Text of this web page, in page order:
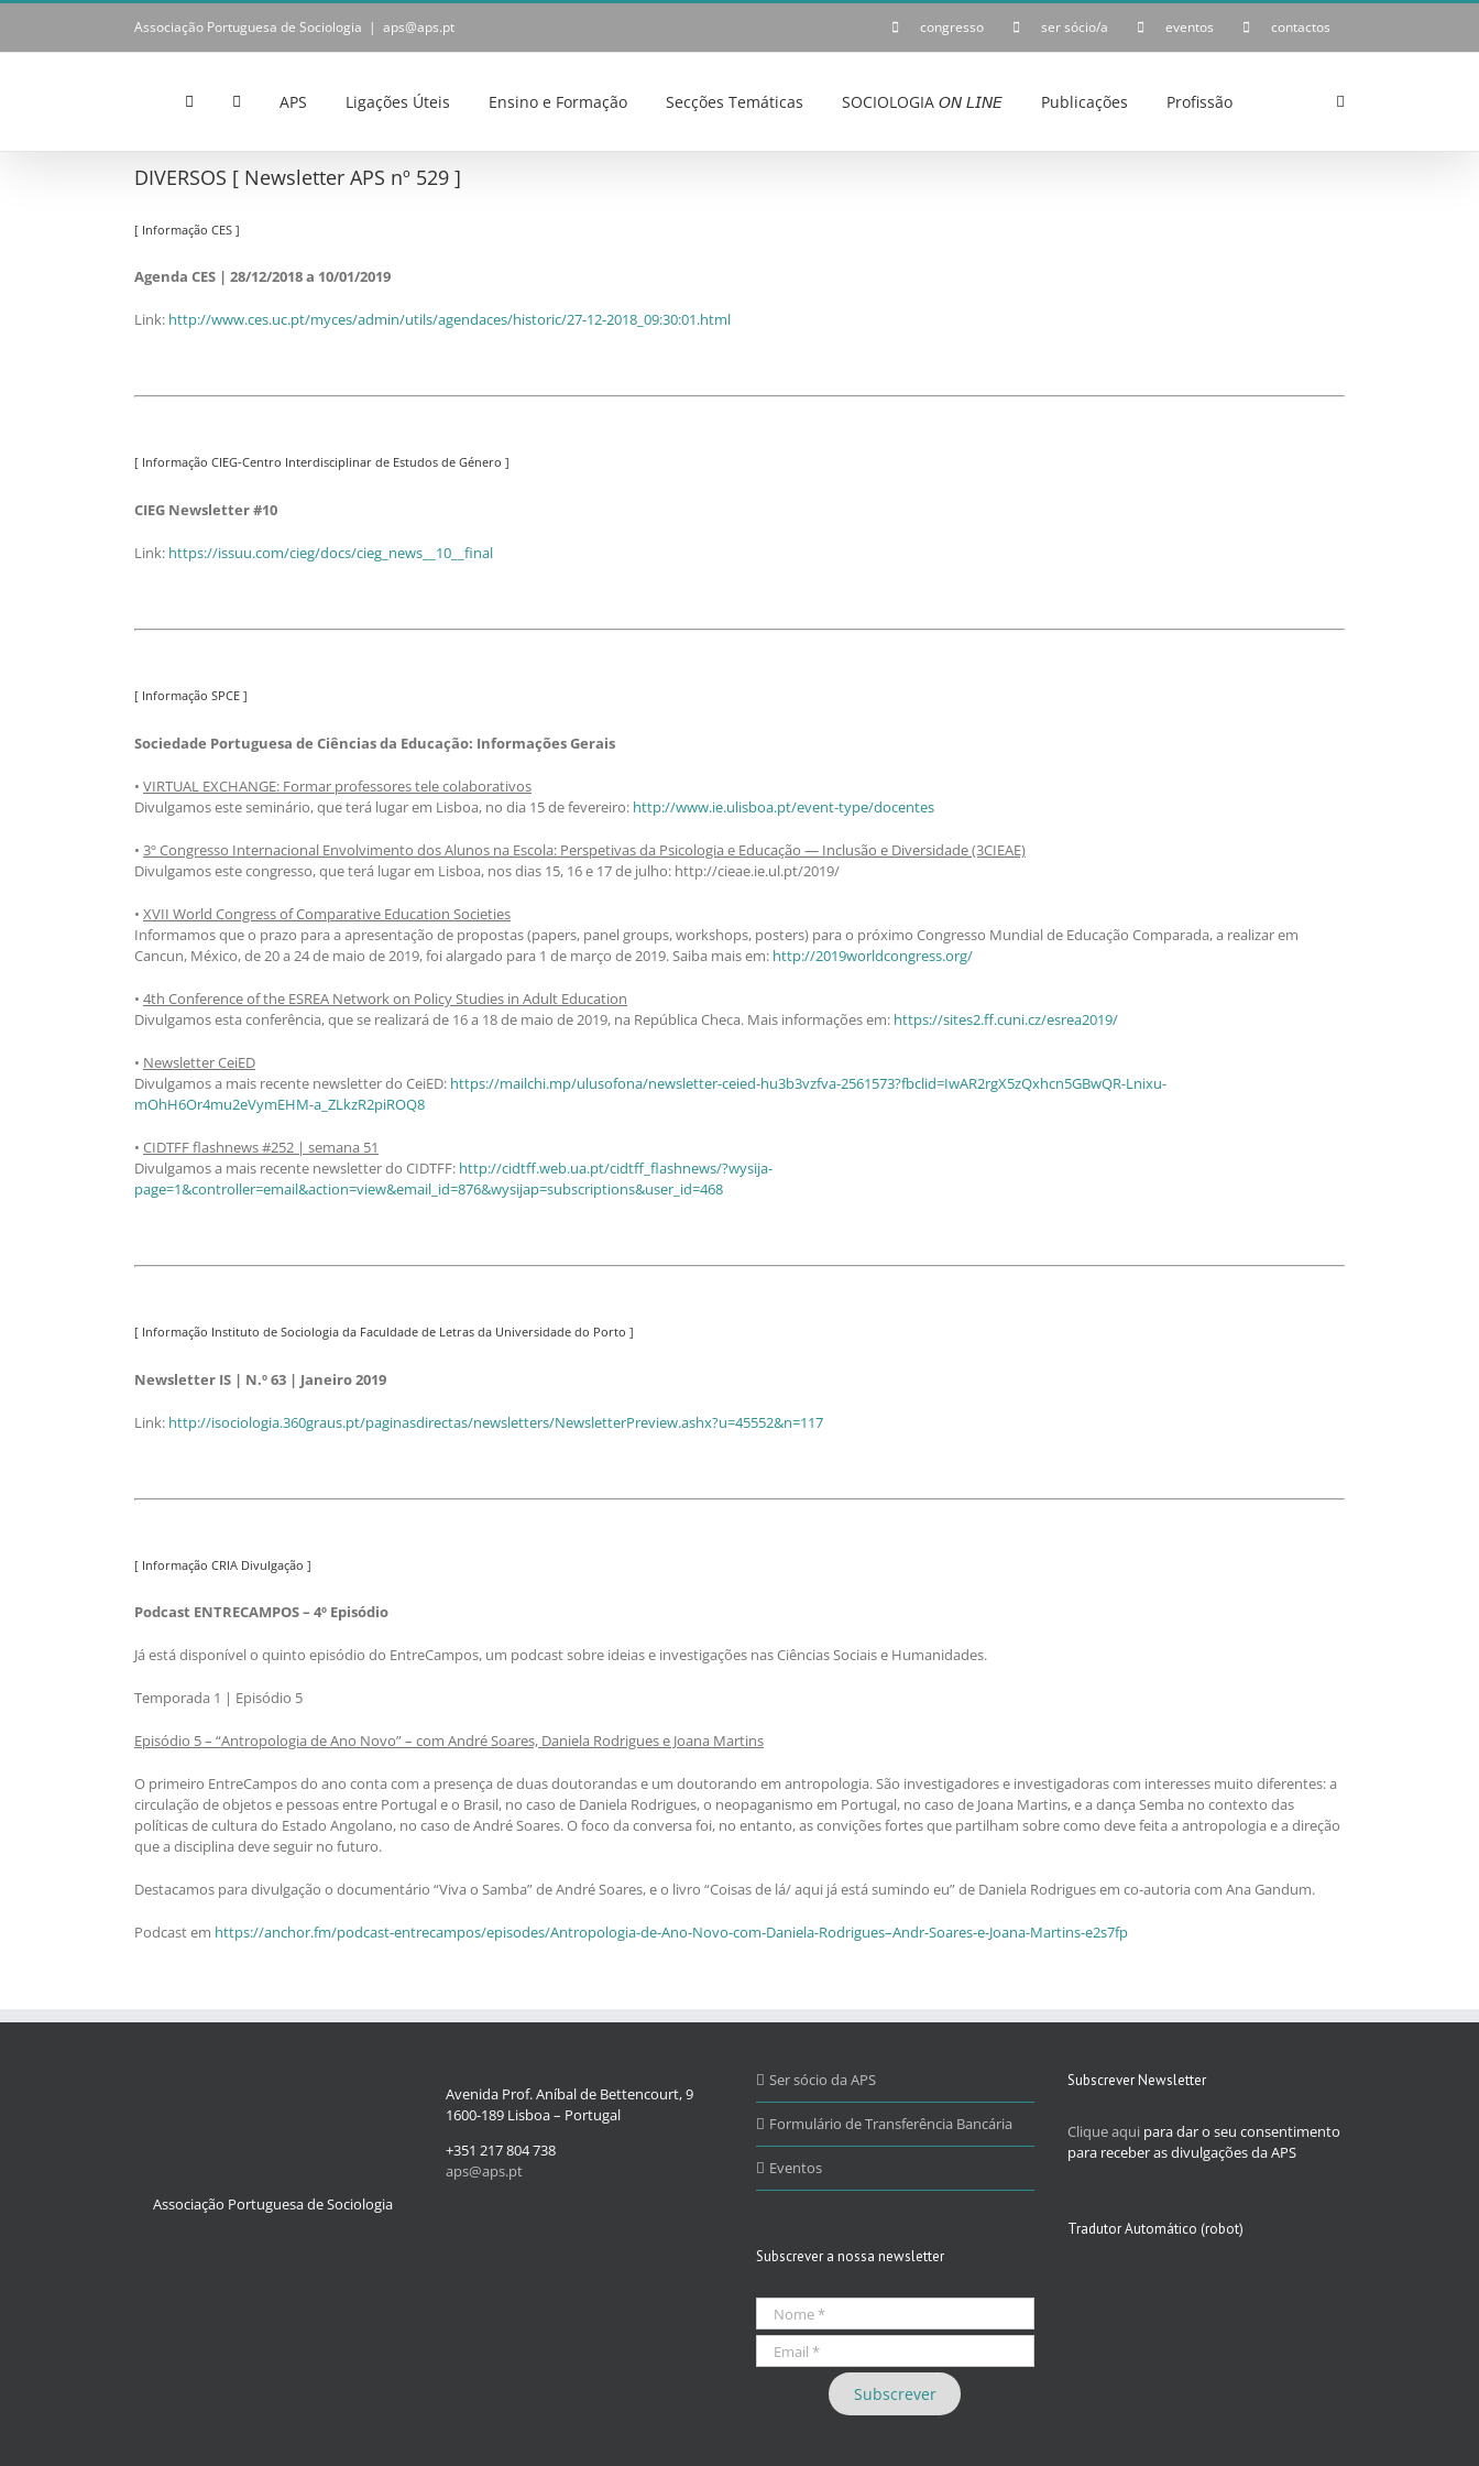
Skip
content
Associação Portuguesa de Sociologia | aps@aps.pt congresso ser sócio/a eventos contactos
APS Ligações Úteis Ensino e Formação Secções Temáticas SOCIOLOGIA 𝘖𝘕 𝘓𝘐𝘕𝘌 Publicações Profissão
DIVERSOS [ Newsletter APS nº 529 ]
[ Informação CES ]
Agenda CES | 28/12/2018 a 10/01/2019
Link: http://www.ces.uc.pt/myces/admin/utils/agendaces/historic/27-12-2018_09:30:01.html
[ Informação CIEG-Centro Interdisciplinar de Estudos de Género ]
CIEG Newsletter #10
Link: https://issuu.com/cieg/docs/cieg_news__10__final
[ Informação SPCE ]
Sociedade Portuguesa de Ciências da Educação: Informações Gerais
• VIRTUAL EXCHANGE: Formar professores tele colaborativos
Divulgamos este seminário, que terá lugar em Lisboa, no dia 15 de fevereiro: http://www.ie.ulisboa.pt/event-type/docentes
• 3º Congresso Internacional Envolvimento dos Alunos na Escola: Perspetivas da Psicologia e Educação — Inclusão e Diversidade (3CIEAE)
Divulgamos este congresso, que terá lugar em Lisboa, nos dias 15, 16 e 17 de julho: http://cieae.ie.ul.pt/2019/
• XVII World Congress of Comparative Education Societies
Informamos que o prazo para a apresentação de propostas (papers, panel groups, workshops, posters) para o próximo Congresso Mundial de Educação Comparada, a realizar em
Cancun, México, de 20 a 24 de maio de 2019, foi alargado para 1 de março de 2019. Saiba mais em: http://2019worldcongress.org/
• 4th Conference of the ESREA Network on Policy Studies in Adult Education
Divulgamos esta conferência, que se realizará de 16 a 18 de maio de 2019, na República Checa. Mais informações em: https://sites2.ff.cuni.cz/esrea2019/
• Newsletter CeiED
Divulgamos a mais recente newsletter do CeiED: https://mailchi.mp/ulusofona/newsletter-ceied-hu3b3vzfva-2561573?fbclid=IwAR2rgX5zQxhcn5GBwQR-Lnixu-
mOhH6Or4mu2eVymEHM-a_ZLkzR2piROQ8
• CIDTFF flashnews #252 | semana 51
Divulgamos a mais recente newsletter do CIDTFF: http://cidtff.web.ua.pt/cidtff_flashnews/?wysija-
page=1&controller=email&action=view&email_id=876&wysijap=subscriptions&user_id=468
[ Informação Instituto de Sociologia da Faculdade de Letras da Universidade do Porto ]
Newsletter IS | N.º 63 | Janeiro 2019
Link: http://isociologia.360graus.pt/paginasdirectas/newsletters/NewsletterPreview.ashx?u=45552&n=117
[ Informação CRIA Divulgação ]
Podcast ENTRECAMPOS – 4º Episódio
Já está disponível o quinto episódio do EntreCampos, um podcast sobre ideias e investigações nas Ciências Sociais e Humanidades.
Temporada 1 | Episódio 5
Episódio 5 – “Antropologia de Ano Novo” – com André Soares, Daniela Rodrigues e Joana Martins
O primeiro EntreCampos do ano conta com a presença de duas doutorandas e um doutorando em antropologia. São investigadores e investigadoras com interesses muito diferentes: a
circulação de objetos e pessoas entre Portugal e o Brasil, no caso de Daniela Rodrigues, o neopaganismo em Portugal, no caso de Joana Martins, e a dança Semba no contexto das
políticas de cultura do Estado Angolano, no caso de André Soares. O foco da conversa foi, no entanto, as convições fortes que partilham sobre como deve feita a antropologia e a direção
que a disciplina deve seguir no futuro.
Destacamos para divulgação o documentário “Viva o Samba” de André Soares, e o livro “Coisas de lá/ aqui já está sumindo eu” de Daniela Rodrigues em co-autoria com Ana Gandum.
Podcast em https://anchor.fm/podcast-entrecampos/episodes/Antropologia-de-Ano-Novo-com-Daniela-Rodrigues–Andr-Soares-e-Joana-Martins-e2s7fp
Associação Portuguesa de Sociologia
Avenida Prof. Aníbal de Bettencourt, 9
1600-189 Lisboa – Portugal
+351 217 804 738
aps@aps.pt
Ser sócio da APS
Formulário de Transferência Bancária
Eventos
Subscrever a nossa newsletter
Subscrever Newsletter
Clique aqui para dar o seu consentimento
para receber as divulgações da APS
Tradutor Automático (robot)